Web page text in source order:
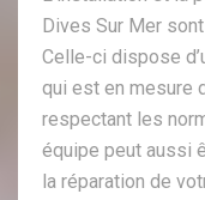
Dives Sur Mer
Celle-ci dispose
qui est en mesure
respectant les
équipe peut aussi
la réparation de